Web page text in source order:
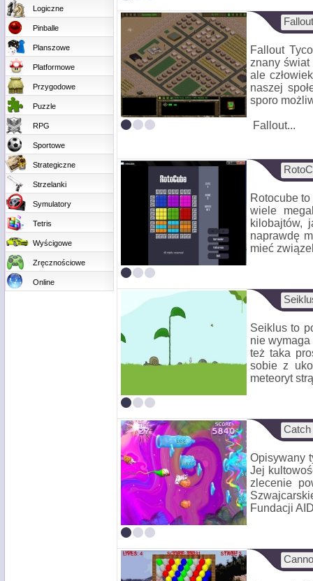
Logiczne
Pinballe
Planszowe
Platformowe
Przygodowe
Puzzle
RPG
Sportowe
Strategiczne
Strzelanki
Symulatory
Tetris
Wyścigowe
Zręcznościowe
Online
Fallout
znany świat
ale
naszej
sporo
Fallout...
Rotocube
wiele
kilobajtów,
naprawdę
mieć
Seiklus to
nie
też taka
sobie z
meteoryt
Catch
Opisywany
Jej
zlecenie
Fundacji